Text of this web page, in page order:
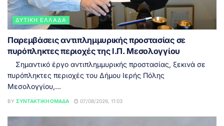
ΔΥΤΙΚΉ ΕΛΛΆΔΑ
Παρεμβάσεις αντιπλημμυρικής προστασίας σε
πυρόπληκτες περιοχές της Ι.Π. Μεσολογγίου
Σημαντικό έργο αντιπλημμυρικής προστασίας, ξεκινά σε
πυρόπληκτες περιοχές του Δήμου Ιερής Πόλης
Μεσολογγίου,...
BY ΣΥΝΤΑΚΤΙΚΉ ΟΜΆΔΑ 07/08/2026, 11:03